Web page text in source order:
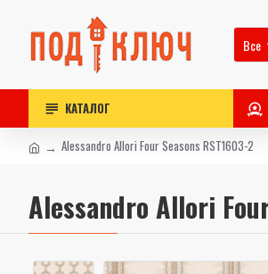
Все
КАТАЛОГ
Alessandro Allori Four Seasons RST1603-2
Alessandro Allori